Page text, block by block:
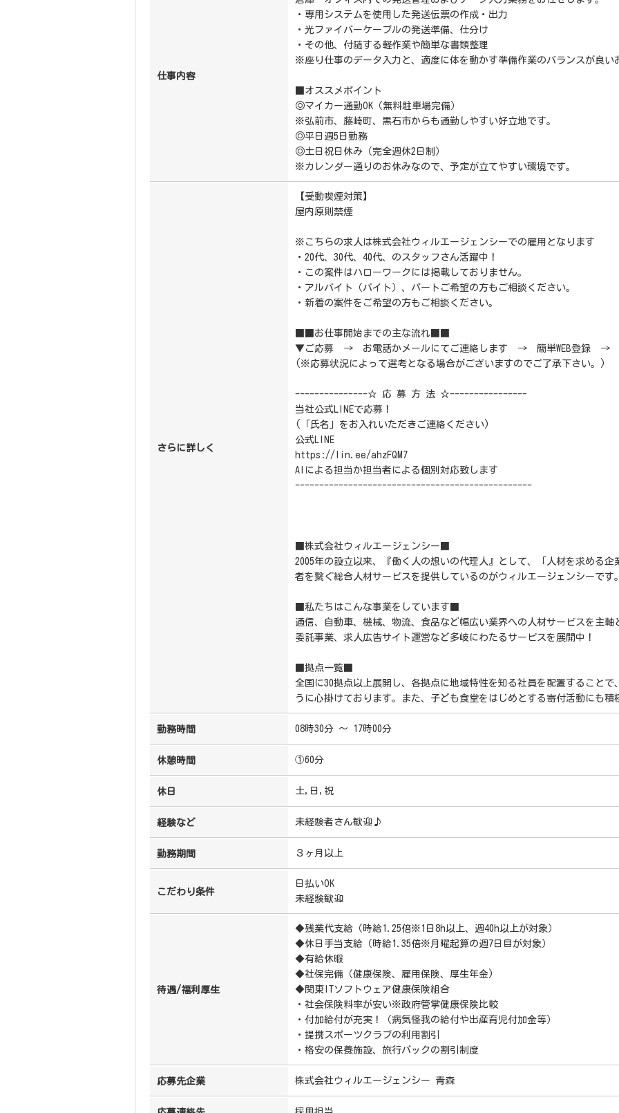
仕事内容
・専用システムを使用した発送伝票の作成・出力
・光ファイバーケーブルの発送準備、仕分け
・その他、付随する軽作業や簡単な書類整理
※座り仕事のデータ入力と、適度に体を動かす準備作業のバランスが良い
■オススメポイント
◎マイカー通勤OK（無料駐車場完備）
※弘前市、藤崎町、黒石市からも通勤しやすい好立地です。
◎平日週5日勤務
◎土日祝日休み（完全週休2日制）
※カレンダー通りのお休みなので、予定が立てやすい環境です。
さらに詳しく
【受動喫煙対策】
屋内原則禁煙
※こちらの求人は株式会社ウィルエージェンシーでの雇用となります
・20代、30代、40代、のスタッフさん活躍中！
・この案件はハローワークには掲載しておりません。
・アルバイト（バイト）、パートご希望の方もご相談ください。
・新着の案件をご希望の方もご相談ください。
■■お仕事開始までの主な流れ■■
▼ご応募 → お電話かメールにてご連絡します → 簡単WEB登録
(※応募状況によって選考となる場合がございますのでご了承下さい。)
---------------☆ 応 募 方 法 ☆----------------
当社公式LINEで応募！
(「氏名」をお入れいただきご連絡ください)
公式LINE
https://lin.ee/ahzFQM7
AIによる担当か担当者による個別対応致します
-------------------------------------------------
■株式会社ウィルエージェンシー■
2005年の設立以来、『働く人の想いの代理人』として、「人材を求める
者を繋ぐ総合人材サービスを提供しているのがウィルエージェンシーです
■私たちはこんな事業をしています■
通信、自動車、機械、物流、食品など幅広い業界への人材サービスを主
委託事業、求人広告サイト運営など多岐にわたるサービスを展開中！
■拠点一覧■
全国に30拠点以上展開し、各拠点に地域特性を知る社員を配置すること
うに心掛けております。また、子ども食堂をはじめとする寄付活動にも積
勤務時間 08時30分 ～ 17時00分
休憩時間 ①60分
休日 土,日,祝
経験など 未経験者さん歓迎♪
勤務期間 ３ヶ月以上
こだわり条件
日払いOK
未経験歓迎
待遇/福利厚生
◆残業代支給（時給1.25倍※1日8h以上、週40h以上が対象）
◆休日手当支給（時給1.35倍※月曜起算の週7日目が対象）
◆有給休暇
◆社保完備（健康保険、雇用保険、厚生年金)
◆関東ITソフトウェア健康保険組合
・社会保険料率が安い※政府管掌健康保険比較
・付加給付が充実！（病気怪我の給付や出産育児付加金等）
・提携スポーツクラブの利用割引
・格安の保養施設、旅行パックの割引制度
応募先企業 株式会社ウィルエージェンシー 青森